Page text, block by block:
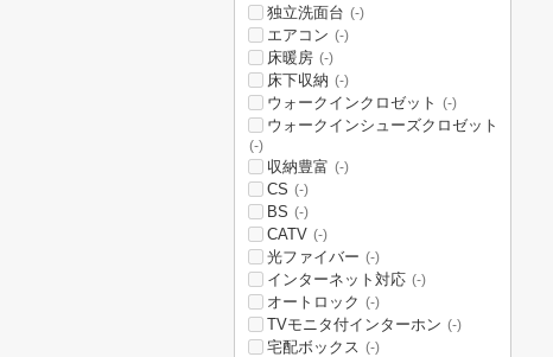
独立洗面台 (-)
エアコン (-)
床暖房 (-)
床下収納 (-)
ウォークインクロゼット (-)
ウォークインシューズクロゼット
(-)
収納豊富 (-)
CS (-)
BS (-)
CATV (-)
光ファイバー (-)
インターネット対応 (-)
オートロック (-)
TVモニタ付インターホン (-)
宅配ボックス (-)